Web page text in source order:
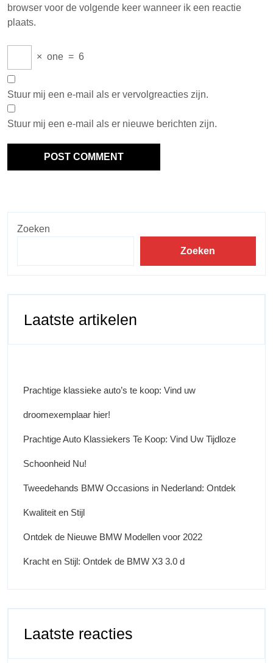
browser voor de volgende keer wanneer ik een reactie
plaats.
× one = 6
Stuur mij een e-mail als er vervolgreacties zijn.
Stuur mij een e-mail als er nieuwe berichten zijn.
Zoeken
Zoeken
Laatste artikelen
Prachtige klassieke auto’s te koop: Vind uw
droomexemplaar hier!
Prachtige Auto Klassiekers Te Koop: Vind Uw Tijdloze
Schoonheid Nu!
Tweedehands BMW Occasions in Nederland: Ontdek
Kwaliteit en Stijl
Ontdek de Nieuwe BMW Modellen voor 2022
Kracht en Stijl: Ontdek de BMW X3 3.0 d
Laatste reacties